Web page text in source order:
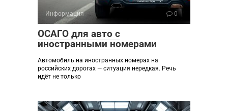
Информация 0
ОСАГО для авто с
иностранными номерами
Автомобиль на иностранных номерах на
российских дорогах — ситуация нередкая. Речь
идёт не только